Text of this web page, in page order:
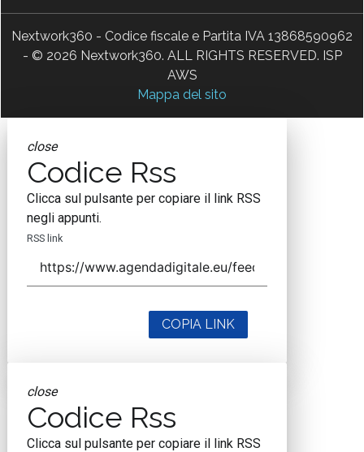
Nextwork360 - Codice fiscale e Partita IVA 13868590962
- © 2026 Nextwork360. ALL RIGHTS RESERVED. ISP
AWS
Mappa del sito
close
Codice Rss
Clicca sul pulsante per copiare il link RSS
negli appunti.
RSS link
COPIA LINK
close
Codice Rss
Clicca sul pulsante per copiare il link RSS